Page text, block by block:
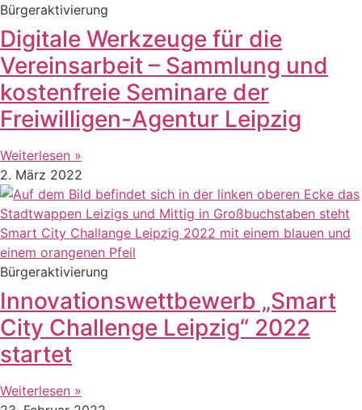
Bürgeraktivierung
Digitale Werkzeuge für die
Vereinsarbeit – Sammlung und
kostenfreie Seminare der
Freiwilligen-Agentur Leipzig
Weiterlesen »
2. März 2022
Bürgeraktivierung
Innovationswettbewerb „Smart
City Challenge Leipzig“ 2022
startet
Weiterlesen »